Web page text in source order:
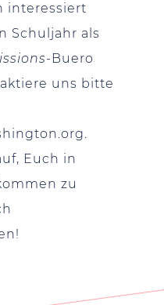
interessiert
Schuljahr als
Buero
uns bitte
.
Euch in
zu